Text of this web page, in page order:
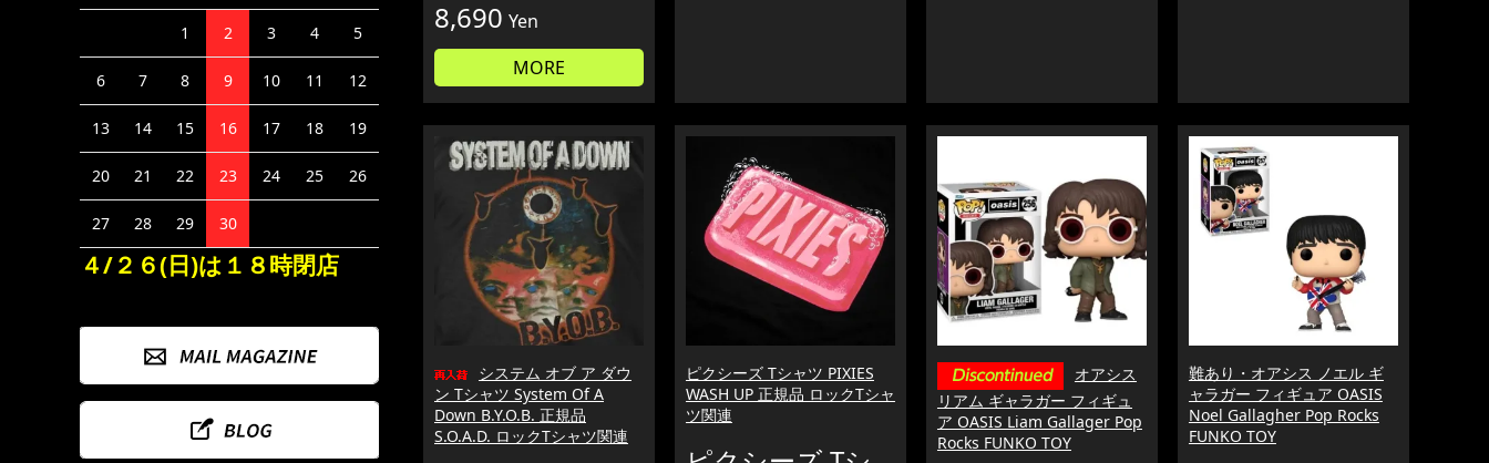
1 2 3 4 5
6 7 8 9 10 11 12
13 14 15 16 17 18 19
20 21 22 23 24 25 26
27 28 29 30
４/２６(日)は１８時閉店
8,690 Yen
MORE
システム オブ ア ダウ
ン Tシャツ System Of A
Down B.Y.O.B. 正規品
S.O.A.D. ロックTシャツ関連
ピクシーズ Tシャツ PIXIES
WASH UP 正規品 ロックTシャ
ツ関連
オアシス
リアム ギャラガー フィギュ
ア OASIS Liam Gallager Pop
Rocks FUNKO TOY
難あり・オアシス ノエル ギ
ャラガー フィギュア OASIS
Noel Gallagher Pop Rocks
FUNKO TOY